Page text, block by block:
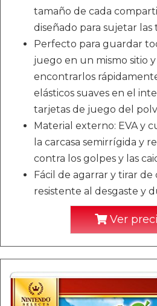
tamaño de cada
diseñado para sujetar
Perfecto para guardar
juego en un mismo sitio
encontrarlos
elásticos suaves en el
tarjetas de juego del
Material externo: EVA y
la carcasa semirrígida y
contra los golpes y las
Fácil de agarrar y tirar
resistente al desgaste y
Ver